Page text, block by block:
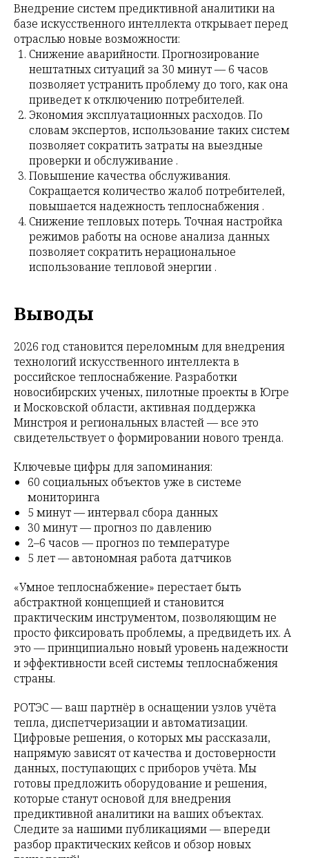
Внедрение систем предиктивной аналитики на
базе искусственного интеллекта открывает перед
отраслью новые возможности:
Снижение аварийности. Прогнозирование
нештатных ситуаций за 30 минут — 6 часов
позволяет устранить проблему до того, как она
приведет к отключению потребителей.
Экономия эксплуатационных расходов. По
словам экспертов, использование таких систем
позволяет сократить затраты на выездные
проверки и обслуживание .
Повышение качества обслуживания.
Сокращается количество жалоб потребителей,
повышается надежность теплоснабжения .
Снижение тепловых потерь. Точная настройка
режимов работы на основе анализа данных
позволяет сократить нерациональное
использование тепловой энергии .
Выводы
2026 год становится переломным для внедрения
технологий искусственного интеллекта в
российское теплоснабжение. Разработки
новосибирских ученых, пилотные проекты в Югре
и Московской области, активная поддержка
Минстроя и региональных властей — все это
свидетельствует о формировании нового тренда.
Ключевые цифры для запоминания:
60 социальных объектов уже в системе
мониторинга
5 минут — интервал сбора данных
30 минут — прогноз по давлению
2–6 часов — прогноз по температуре
5 лет — автономная работа датчиков
«Умное теплоснабжение» перестает быть
абстрактной концепцией и становится
практическим инструментом, позволяющим не
просто фиксировать проблемы, а предвидеть их. А
это — принципиально новый уровень надежности
и эффективности всей системы теплоснабжения
страны.
РОТЭС — ваш партнёр в оснащении узлов учёта
тепла, диспетчеризации и автоматизации.
Цифровые решения, о которых мы рассказали,
напрямую зависят от качества и достоверности
данных, поступающих с приборов учёта. Мы
готовы предложить оборудование и решения,
которые станут основой для внедрения
предиктивной аналитики на ваших объектах.
Следите за нашими публикациями — впереди
разбор практических кейсов и обзор новых